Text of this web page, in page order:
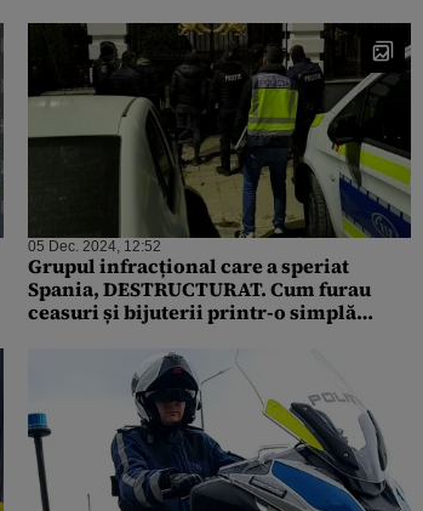
05 Dec. 2024, 12:52
Grupul infracțional care a speriat
Spania, DESTRUCTURAT. Cum furau
ceasuri și bijuterii printr-o simplă